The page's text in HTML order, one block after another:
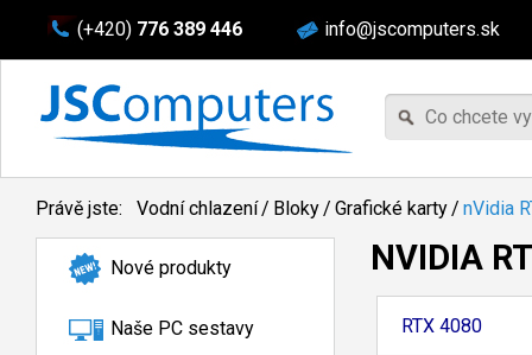
(+420) 776 389 446 info@jscomputers.sk
Právě jste: Vodní chlazení/ Bloky/ Grafické karty/ nVidia
Nové produkty
Naše PC sestavy
NVIDIA
RTX 4080